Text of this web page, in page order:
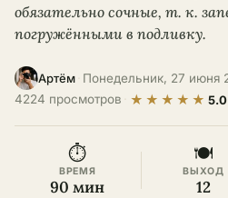
обязательно сочные, т. к.
погружёнными в подливку.
Артём Понедельник, 27 июня
4224 просмотров
★ ★ ★ ★ ★ 5.0
⏱
ВРЕМЯ
90 мин
🍽
ВЫХОД
12